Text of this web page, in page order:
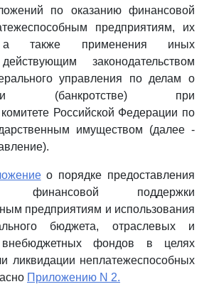
по оказанию финансовой
предприятиям, их
а также применения иных
законодательством
управления по делам о
(банкротстве) при
Российской Федерации по
имуществом (далее -
о порядке предоставления
финансовой поддержки
предприятиям и использования
бюджета, отраслевых и
внебюджетных фондов в целях
ликвидации неплатежеспособных
Приложению N 2.